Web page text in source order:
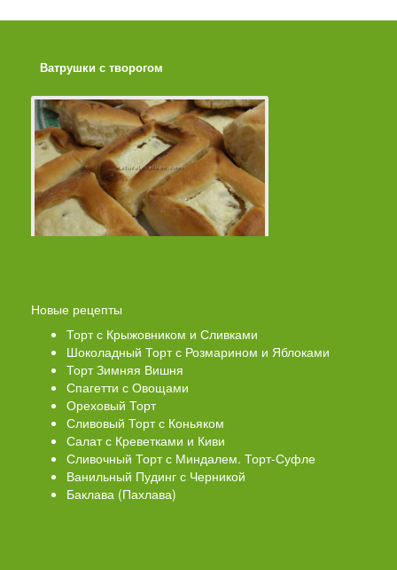
Ватрушки с творогом
Новые рецепты
Торт с Крыжовником и Сливками
Шоколадный Торт с Розмарином и Яблоками
Торт Зимняя Вишня
Спагетти с Овощами
Ореховый Торт
Сливовый Торт с Коньяком
Салат с Креветками и Киви
Сливочный Торт с Миндалем. Торт-Суфле
Ванильный Пудинг с Черникой
Баклава (Пахлава)